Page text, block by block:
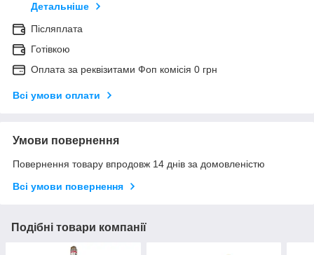
Детальніше
Післяплата
Готівкою
Оплата за реквізитами Фоп комісія 0 грн
Всі умови оплати
Умови повернення
Повернення товару впродовж 14 днів за домовленістю
Всі умови повернення
Подібні товари компанії